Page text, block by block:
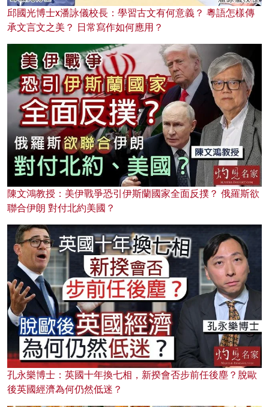
邱國光博士x潘詠儀校長：學習古文有何意義？ 粵語怎樣傳
承文言文之美？ 日常寫作如何應用？
陳文鴻教授：美伊戰爭恐引伊斯蘭國家全面反撲？ 俄羅斯欲
聯合伊朗 對付北約美國？
孔永樂博士：英國十年換七相，新揆會否步前任後塵？脫歐
後英國經濟為何仍然低迷？